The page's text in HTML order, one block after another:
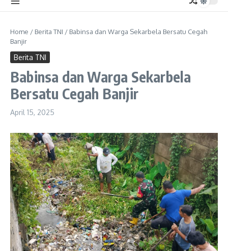
Home / Berita TNI / Babinsa dan Warga Sekarbela Bersatu Cegah
Banjir
Berita TNI
Babinsa dan Warga Sekarbela
Bersatu Cegah Banjir
April 15, 2025